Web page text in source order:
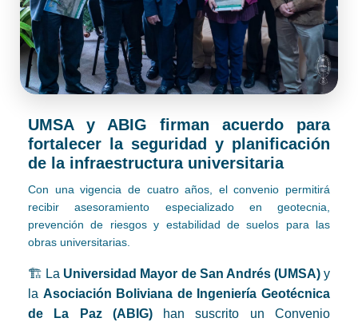
UMSA y ABIG firman acuerdo para
fortalecer la seguridad y planificación
de la infraestructura universitaria
Con una vigencia de cuatro años, el convenio permitirá
recibir asesoramiento especializado en geotecnia,
prevención de riesgos y estabilidad de suelos para las
obras universitarias.
🏗️ La Universidad Mayor de San Andrés (UMSA)y
la Asociación Boliviana de Ingeniería Geotécnica
de La Paz (ABIG)han suscrito un Convenio